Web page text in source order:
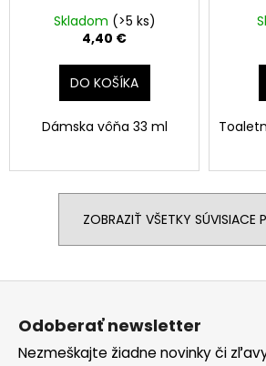
Skladom (>5 ks)
4,40 €
DO KOŠÍKA
Dámska vôňa 33 ml
ZOBRAZIŤ VŠETKY SÚVISIACE
Z
Odoberať newsletter
Nezmeškajte žiadne novinky či